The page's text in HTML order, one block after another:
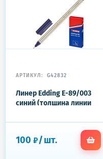
АРТИКУЛ: G42832
Линер Edding E-89/003
синий (толщина линии
100 ₽/шт.